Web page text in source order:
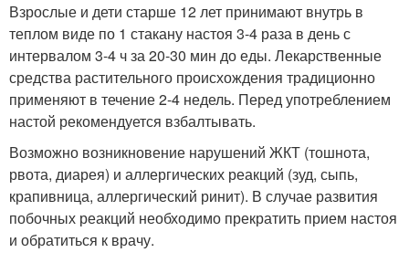
Взрослые и дети старше 12 лет принимают внутрь в
теплом виде по 1 стакану настоя 3-4 раза в день с
интервалом 3-4 ч за 20-30 мин до еды. Лекарственные
средства растительного происхождения традиционно
применяют в течение 2-4 недель. Перед употреблением
настой рекомендуется взбалтывать.
Возможно возникновение нарушений ЖКТ (тошнота,
рвота, диарея) и аллергических реакций (зуд, сыпь,
крапивница, аллергический ринит). В случае развития
побочных реакций необходимо прекратить прием настоя
и обратиться к врачу.